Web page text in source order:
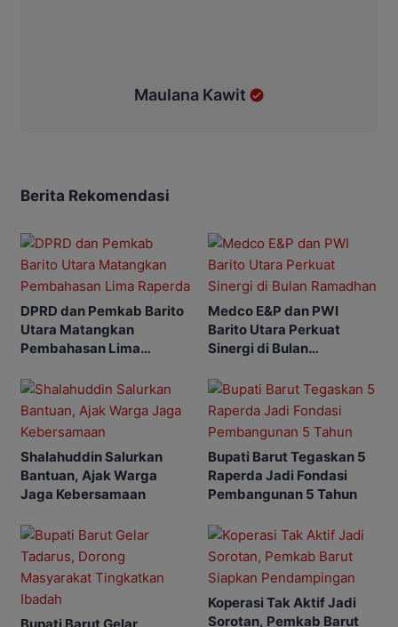
Maulana Kawit
Berita Rekomendasi
DPRD dan Pemkab Barito
Utara Matangkan
Pembahasan Lima
Medco E&P dan PWI
Barito Utara Perkuat
Sinergi di Bulan
Shalahuddin Salurkan
Bantuan, Ajak Warga
Jaga Kebersamaan
Bupati Barut Tegaskan 5
Raperda Jadi Fondasi
Pembangunan 5 Tahun
Koperasi Tak Aktif Jadi
Sorotan, Pemkab Barut